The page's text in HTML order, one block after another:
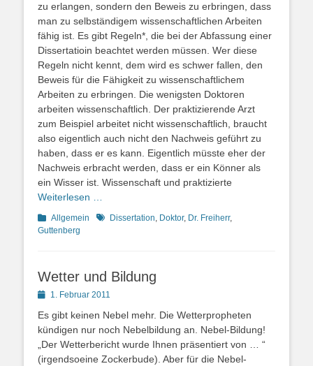
zu erlangen, sondern den Beweis zu erbringen, dass
man zu selbständigem wissenschaftlichen Arbeiten
fähig ist. Es gibt Regeln*, die bei der Abfassung einer
Dissertatioin beachtet werden müssen. Wer diese
Regeln nicht kennt, dem wird es schwer fallen, den
Beweis für die Fähigkeit zu wissenschaftlichem
Arbeiten zu erbringen. Die wenigsten Doktoren
arbeiten wissenschaftlich. Der praktizierende Arzt
zum Beispiel arbeitet nicht wissenschaftlich, braucht
also eigentlich auch nicht den Nachweis geführt zu
haben, dass er es kann. Eigentlich müsste eher der
Nachweis erbracht werden, dass er ein Könner als
ein Wisser ist. Wissenschaft und praktizierte
Weiterlesen …
Kategorien
Allgemein Schlagworte
Dissertation, Doktor, Dr. Freiherr,
Guttenberg
Wetter und Bildung
Posted1. Februar 2011
Es gibt keinen Nebel mehr. Die Wetterpropheten
kündigen nur noch Nebelbildung an. Nebel-Bildung!
„Der Wetterbericht wurde Ihnen präsentiert von … “
(irgendsoeine Zockerbude). Aber für die Nebel-